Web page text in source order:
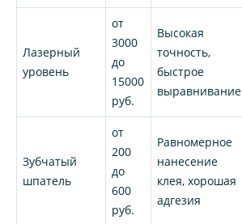
Лазерный
уровень
от
3000
до
15000
руб.
Высокая
точность,
быстрое
выравнивание
Зубчатый
шпатель
от
200
до
600
руб.
Равномерное
нанесение
клея, хорошая
адгезия